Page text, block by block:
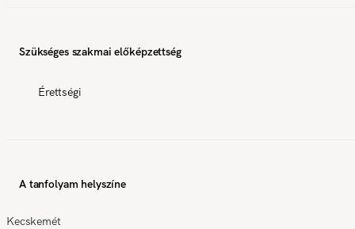
Szükséges szakmai előképzettség
Érettségi
A tanfolyam helyszíne
Kecskemét